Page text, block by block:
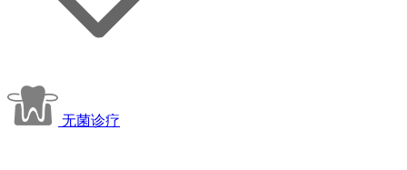
无菌诊疗